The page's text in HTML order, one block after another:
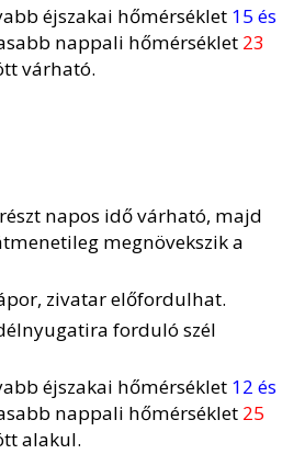
éjszakai hőmérséklet 15 és
nappali hőmérséklet 23
várható.
napos idő várható, majd
megnövekszik a
zivatar előfordulhat.
forduló szél
éjszakai hőmérséklet 12 és
nappali hőmérséklet 25
alakul.